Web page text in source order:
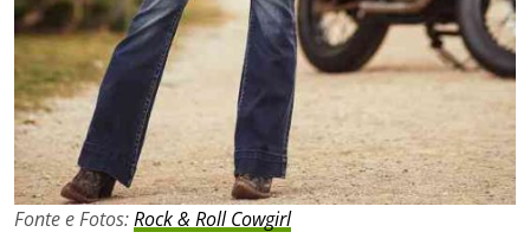
Fonte e Fotos:Rock & Roll Cowgirl